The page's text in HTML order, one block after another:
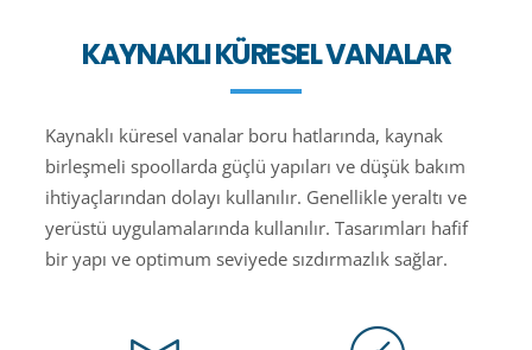
KAYNAKLI KÜRESEL VANALAR
Kaynaklı küresel vanalar boru hatlarında, kaynak
birleşmeli spoollarda güçlü yapıları ve düşük bakım
ihtiyaçlarından dolayı kullanılır. Genellikle yeraltı ve
yerüstü uygulamalarında kullanılır. Tasarımları hafif
bir yapı ve optimum seviyede sızdırmazlık sağlar.